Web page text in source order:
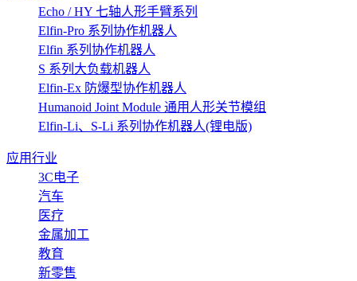
Echo / HY 七轴人形手臂系列
Elfin-Pro 系列协作机器人
Elfin 系列协作机器人
S 系列大负载机器人
Elfin-Ex 防爆型协作机器人
Humanoid Joint Module 通用人形关节模组
Elfin-Li、S-Li 系列协作机器人(锂电版)
应用行业
3C电子
汽车
医疗
金属加工
教育
新零售